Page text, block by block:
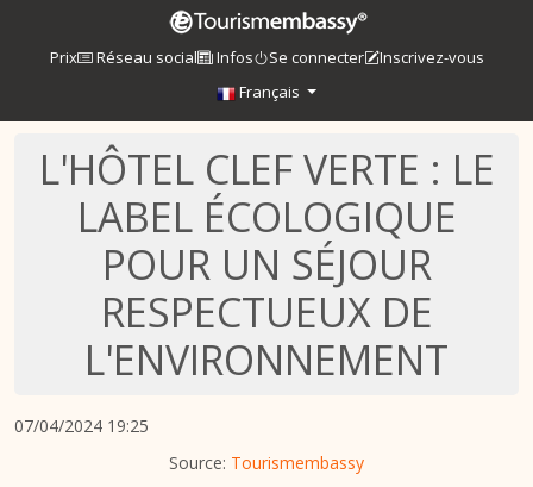
Prix Réseau social Infos Se connecter
Inscrivez-vous
Français
L'HÔTEL CLEF VERTE : LE
LABEL ÉCOLOGIQUE
POUR UN SÉJOUR
RESPECTUEUX DE
L'ENVIRONNEMENT
07/04/2024 19:25
Source: Tourismembassy